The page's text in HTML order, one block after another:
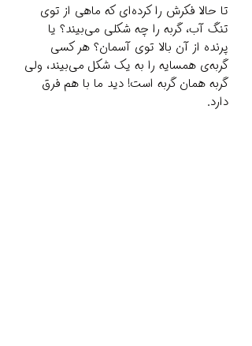
تا حالا فکرش را کرده‌ای که ماهی از توی
تنگ آب، گربه را چه شکلی می‌بیند؟ یا
پرنده از آن بالا توی آسمان؟ هر کسی
گربه‌ی همسایه را به یک شکل می‌بیند، ولی
گربه همان گربه است! دید ما با هم فرق
دارد.